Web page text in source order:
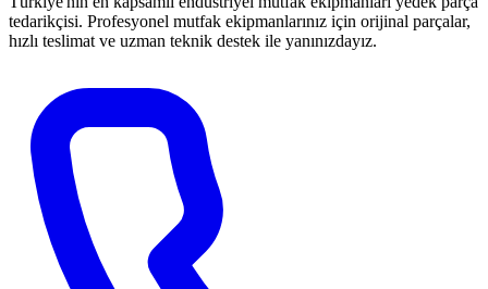
tedarikçisi. Profesyonel mutfak ekipmanlarınız için orijinal parçalar,
hızlı teslimat ve uzman teknik destek ile yanınızdayız.